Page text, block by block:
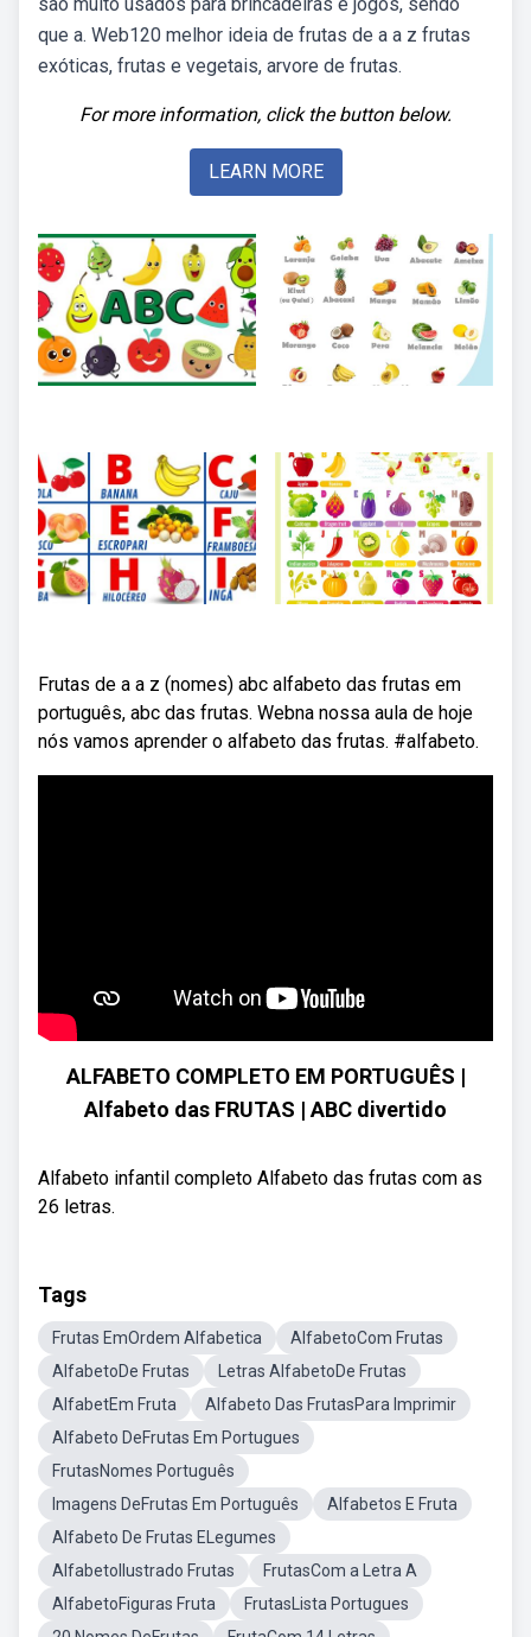
que a. Web120 melhor ideia de frutas de a a z frutas
exóticas, frutas e vegetais, arvore de frutas.
For more information, click the button below.
LEARN MORE
Frutas de a a z (nomes) abc alfabeto das frutas em
português, abc das frutas. Webna nossa aula de hoje
nós vamos aprender o alfabeto das frutas. #alfabeto.
ALFABETO COMPLETO EM PORTUGUÊS |
Alfabeto das FRUTAS | ABC divertido
Alfabeto infantil completo Alfabeto das frutas com as
26 letras.
Tags
Frutas EmOrdem Alfabetica
AlfabetoCom Frutas
AlfabetoDe Frutas
Letras AlfabetoDe Frutas
AlfabetEm Fruta
Alfabeto Das FrutasPara Imprimir
Alfabeto DeFrutas Em Portugues
FrutasNomes Português
Imagens DeFrutas Em Português
Alfabetos E Fruta
Alfabeto De Frutas ELegumes
AlfabetoIlustrado Frutas
FrutasCom a Letra A
AlfabetoFiguras Fruta
FrutasLista Portugues